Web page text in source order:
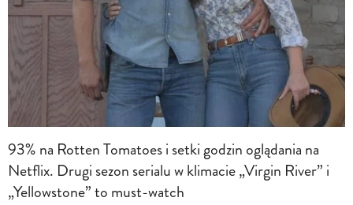
93% na Rotten Tomatoes i setki godzin oglądania na
Netflix. Drugi sezon serialu w klimacie „Virgin River” i
„Yellowstone” to must-watch